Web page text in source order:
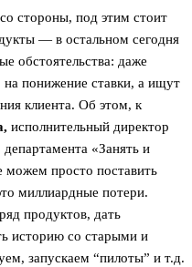
стороны, под этим стоит
— в остальном сегодня
обстоятельства: даже
на понижение ставки, а ищут
клиента. Об этом, к
исполнительный директор
«Занять и
можем просто поставить
миллиардные потери.
продуктов, дать
историю со старыми и
запускаем “пилоты” и т.д.